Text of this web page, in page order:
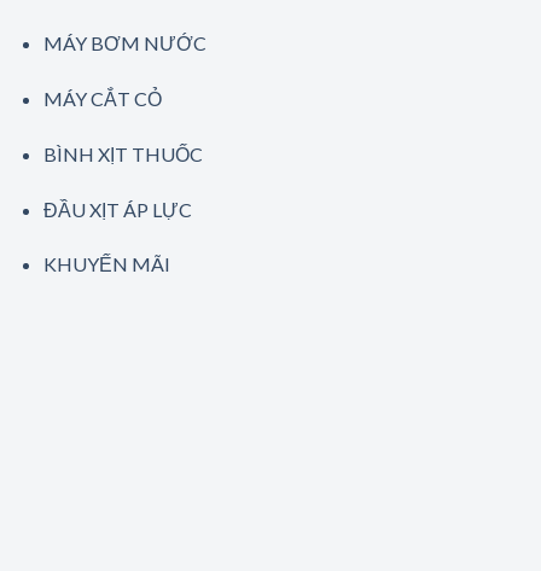
MÁY BƠM NƯỚC
MÁY CẮT CỎ
BÌNH XỊT THUỐC
ĐẦU XỊT ÁP LỰC
KHUYẾN MÃI